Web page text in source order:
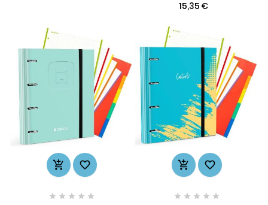
15,35 €
 
    
 
    